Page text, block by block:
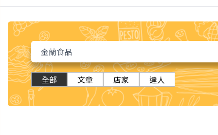
全部 文章 店家 達人